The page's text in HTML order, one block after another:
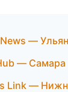
—
— Самара
Link —